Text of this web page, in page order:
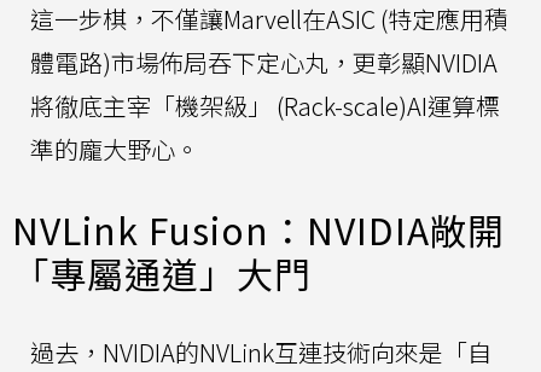
這一步棋，不僅讓Marvell在ASIC (特定應用積
體電路)市場佈局吞下定心丸，更彰顯NVIDIA
將徹底主宰「機架級」 (Rack-scale)AI運算標
準的龐大野心。
NVLink Fusion：NVIDIA敞開
「專屬通道」大門
過去，NVIDIA的NVLink互連技術向來是「自